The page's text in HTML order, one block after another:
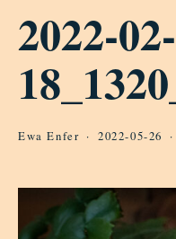
2022-02-
Ewa Enfer 2022-05-26